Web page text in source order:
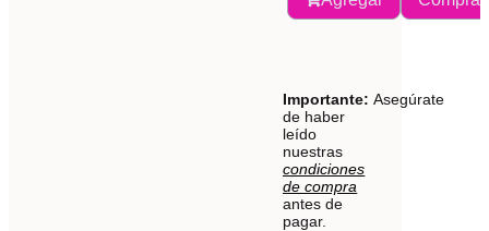
Importante: Asegúrate
de haber
leído
nuestras
condiciones
de compra
antes de
pagar.